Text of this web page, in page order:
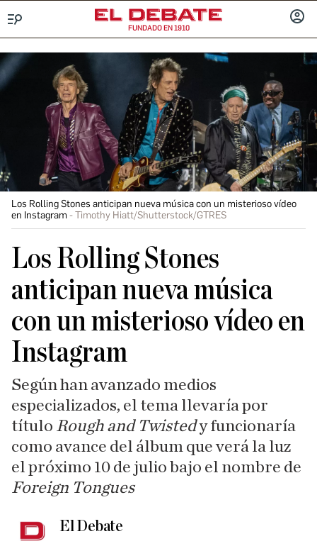
FUNDADO EN 1910
Los Rolling Stones anticipan nueva música con un misterioso vídeo
en Instagram
Timothy Hiatt/Shutterstock/GTRES
Los Rolling Stones
anticipan nueva música
con un misterioso vídeo en
Instagram
Según han avanzado medios
especializados, el tema llevaría por
título Rough and Twistedy funcionaría
como avance del álbum que verá la luz
el próximo 10 de julio bajo el nombre de
Foreign Tongues
El Debate